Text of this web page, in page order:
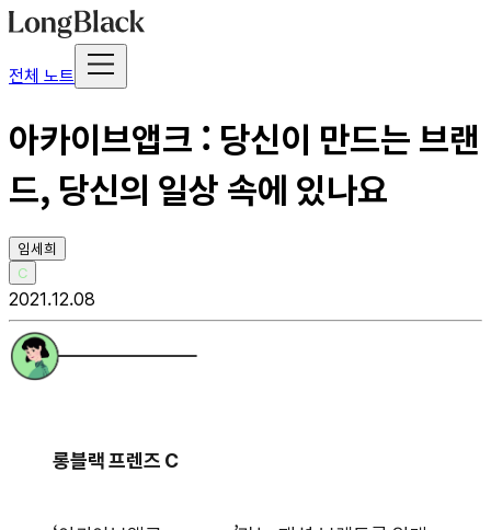
전체 노트
아카이브앱크 : 당신이 만드는 브랜
드, 당신의 일상 속에 있나요
임세희
C
2021.12.08
롱블랙 프렌즈 C